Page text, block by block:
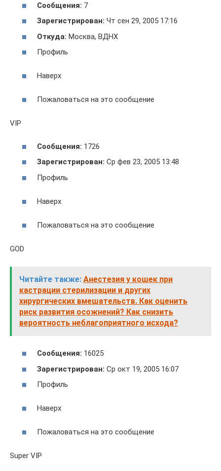
Сообщения: 7
Зарегистрирован: Чт сен 29, 2005 17:16
Откуда: Москва, ВДНХ
Профиль
Наверх
Пожаловаться на это сообщение
VIP
Сообщения: 1726
Зарегистрирован: Ср фев 23, 2005 13:48
Профиль
Наверх
Пожаловаться на это сообщение
GOD
Читайте также: Анестезия у кошек при
кастрации стерилизации и других
хирургических вмешательств. Как оценить
риск развития осожнений? Как снизить
вероятность неблагоприятного исхода?
Сообщения: 16025
Зарегистрирован: Ср окт 19, 2005 16:07
Профиль
Наверх
Пожаловаться на это сообщение
Super VIP